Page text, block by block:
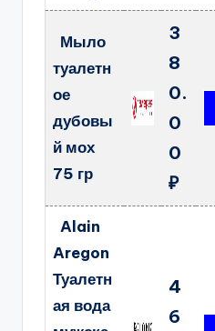
Мыло
туалетн
ое
дубовы
й мох
75 гр
3
8
0.
0
0
₽
Alain
Aregon
Туалетн
ая вода
4
6